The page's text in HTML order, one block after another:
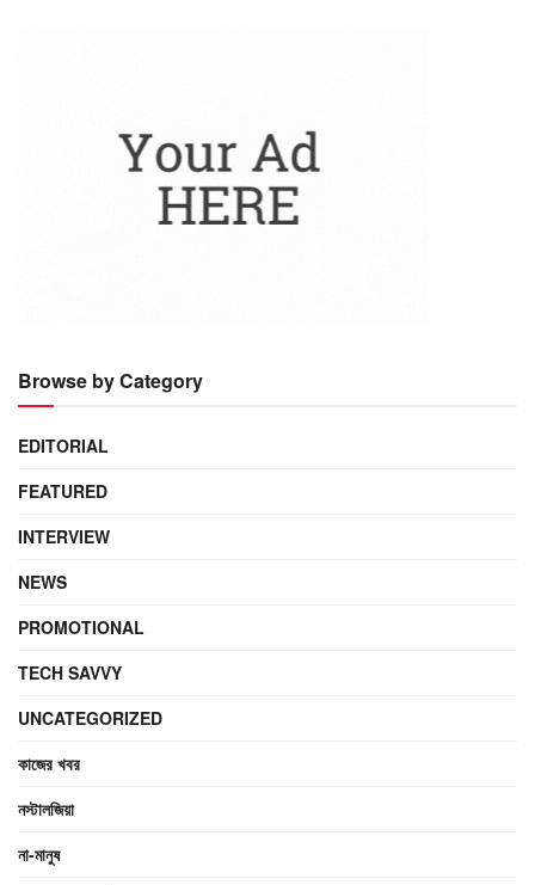
Browse by Category
EDITORIAL
FEATURED
INTERVIEW
NEWS
PROMOTIONAL
TECH SAVVY
UNCATEGORIZED
কাজের খবর
নস্টালজিয়া
না-মানুষ